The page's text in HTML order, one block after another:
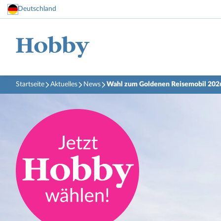
Deutschland
Startseite Aktuelles News Wahl zum Goldenen Reisemobil